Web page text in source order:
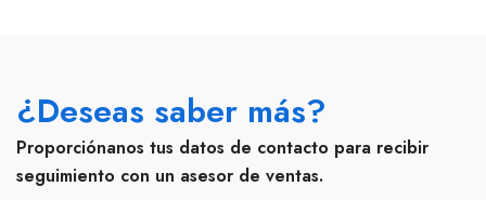
¿Deseas saber más?
Proporciónanos tus datos de contacto para recibir
seguimiento con un asesor de ventas.